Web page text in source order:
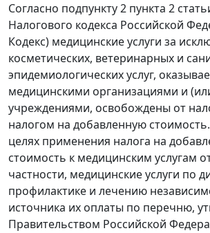
Согласно подпункту 2 пункта 2
Налогового кодекса Российской
Кодекс) медицинские услуги за
косметических, ветеринарных и
эпидемиологических услуг,
медицинскими организациями и
учреждениями, освобождены от
налогом на добавленную
целях применения налога на
стоимость к медицинским услугам
частности, медицинские услуги по
профилактике и лечению
источника их оплаты по перечню,
Правительством Российской